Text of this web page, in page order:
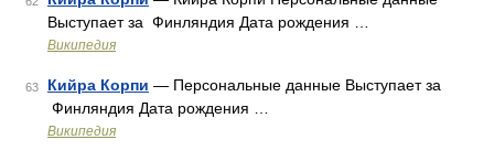
Выступает за Финляндия Дата рождения …
Википедия
63 Кийра Корпи — Персональные данные Выступает за
Финляндия Дата рождения …
Википедия